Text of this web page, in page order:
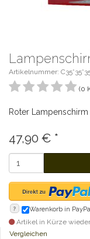
Artikelnummer:
(0
Roter
47,90 € *
? Warenkorb in
Artikel in Kürze
Vergleichen